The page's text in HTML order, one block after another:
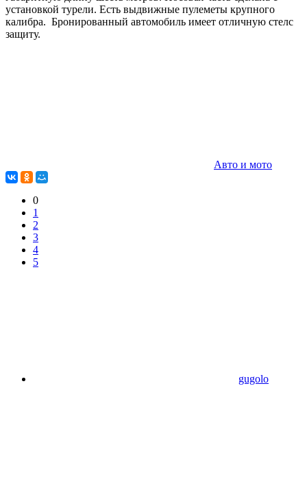
установкой турели. Есть выдвижные пулеметы крупного
калибра. Бронированный автомобиль имеет отличную стелс
защиту.
Авто и мото
0
1
2
3
4
5
gugolo